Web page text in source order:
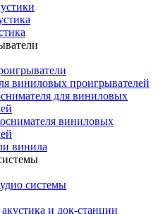
виниловых проигрывателей
для виниловых
виниловых
винила
системы
и док-станции